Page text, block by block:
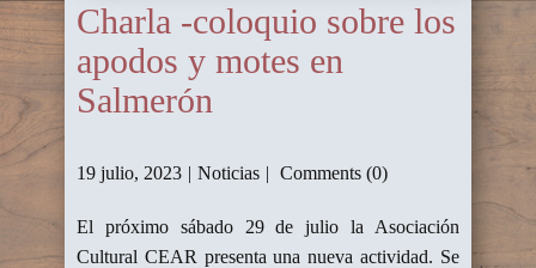
Charla -coloquio sobre los
apodos y motes en
Salmerón
19 julio, 2023 Noticias Comments (0)
El próximo sábado 29 de julio la Asociación
Cultural CEAR presenta una nueva actividad. Se